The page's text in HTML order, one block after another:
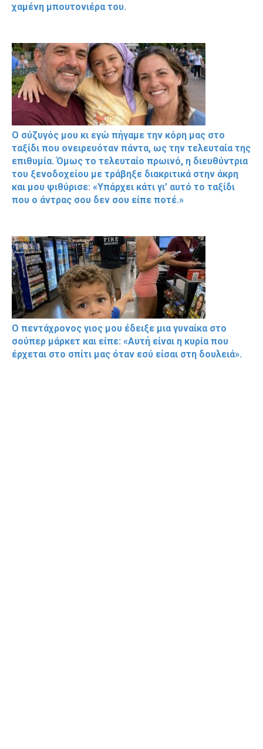
χαμένη μπουτονιέρα του.
Ο σύζυγός μου κι εγώ πήγαμε την κόρη μας στο
ταξίδι που ονειρευόταν πάντα, ως την τελευταία της
επιθυμία. Όμως το τελευταίο πρωινό, η διευθύντρια
του ξενοδοχείου με τράβηξε διακριτικά στην άκρη
και μου ψιθύρισε: «Υπάρχει κάτι γι’ αυτό το ταξίδι
που ο άντρας σου δεν σου είπε ποτέ.»
Ο πεντάχρονος γιος μου έδειξε μια γυναίκα στο
σούπερ μάρκετ και είπε: «Αυτή είναι η κυρία που
έρχεται στο σπίτι μας όταν εσύ είσαι στη δουλειά».